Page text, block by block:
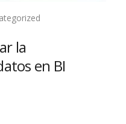
la
en BI